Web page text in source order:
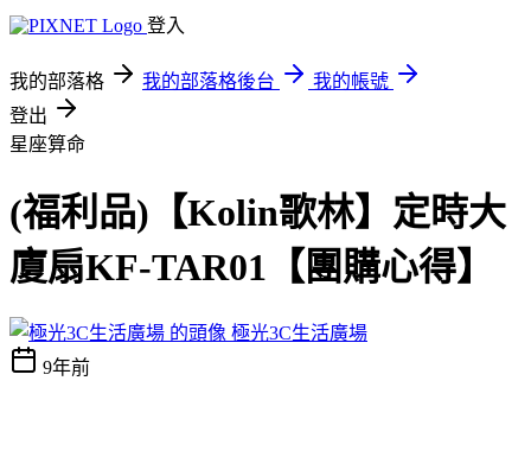
登入
我的部落格 我的部落格後台
我的帳號
登出
星座算命
(福利品)【Kolin歌林】定時大
廈扇KF-TAR01【團購心得】
極光3C生活廣場
9年前